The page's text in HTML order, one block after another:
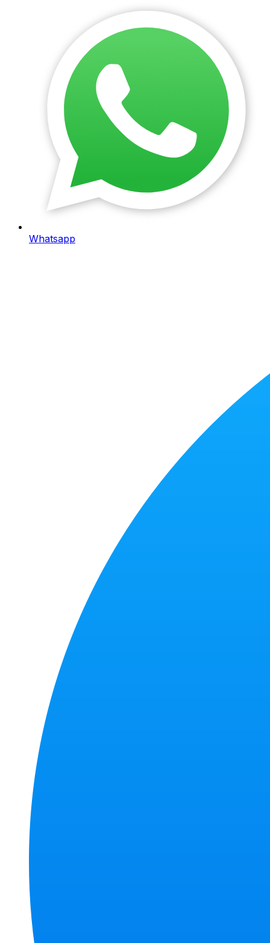
Whatsapp